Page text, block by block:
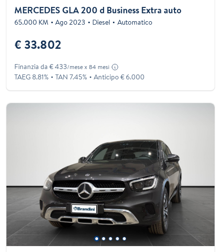
MERCEDES GLA 200 d Business Extra auto
65.000 KM Ago 2023 Diesel Automatico
€ 33.802
Finanzia da € 433/mese x 84 mesi
TAEG 8.81% TAN 7.45% Anticipo € 6.000